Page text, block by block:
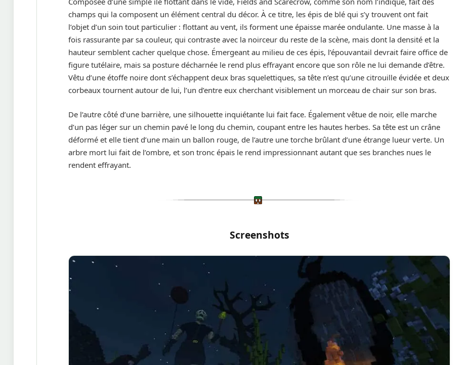
champs qui la composent un élément central du décor. À ce titre, les épis de blé qui s’y trouvent ont fait
l’objet d’un soin tout particulier : flottant au vent, ils forment une épaisse marée ondulante. Une masse à la
fois rassurante par sa couleur, qui contraste avec la noirceur du reste de la scène, mais dont la densité et la
hauteur semblent cacher quelque chose. Émergeant au milieu de ces épis, l’épouvantail devrait faire office de
figure tutélaire, mais sa posture décharnée le rend plus effrayant encore que son rôle ne lui demande d’être.
Vêtu d’une étoffe noire dont s’échappent deux bras squelettiques, sa tête n’est qu’une citrouille évidée et deux
corbeaux tournent autour de lui, l’un d’entre eux cherchant visiblement un morceau de chair sur son bras.
De l’autre côté d’une barrière, une silhouette inquiétante lui fait face. Également vêtue de noir, elle marche
d’un pas léger sur un chemin pavé le long du chemin, coupant entre les hautes herbes. Sa tête est un crâne
déformé et elle tient d’une main un ballon rouge, de l’autre une torche brûlant d’une étrange lueur verte. Un
arbre mort lui fait de l’ombre, et son tronc épais le rend impressionnant autant que ses branches nues le
rendent effrayant.
Screenshots